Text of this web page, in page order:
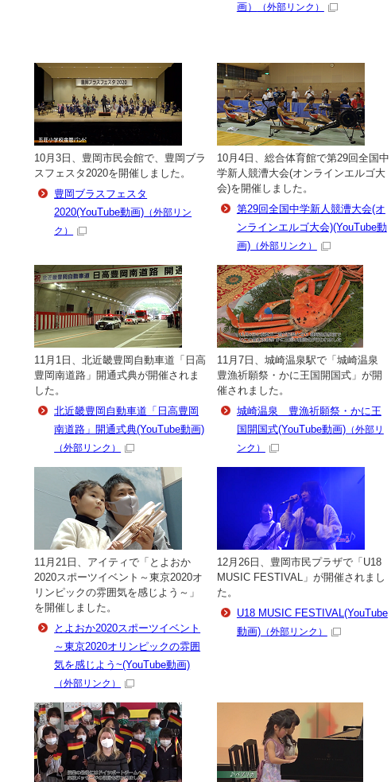
画）
（外部リンク）
10月3日、豊岡市民会館で、豊岡ブラ
スフェスタ2020を開催しました。
豊岡ブラスフェスタ
2020(YouTube動画) （外部リン
ク）
10月4日、総合体育館で第29回全国中
学新人競漕大会(オンラインエルゴ大
会)を開催しました。
第29回全国中学新人競漕大会(オ
ンラインエルゴ大会)(YouTube動
画)（外部リンク）
11月1日、北近畿豊岡自動車道「日高
豊岡南道路」開通式典が開催されま
した。
北近畿豊岡自動車道「日高豊岡
南道路」開通式典(YouTube動画)
（外部リンク）
11月7日、城崎温泉駅で「城崎温泉
豊漁祈願祭・かに王国開国式」が開
催されました。
城崎温泉 豊漁祈願祭・かに王
国開国式(YouTube動画)（外部リ
ンク）
11月21日、アイティで「とよおか
2020スポーツイベント～東京2020オ
リンピックの雰囲気を感じよう～」
を開催しました。
とよおか2020スポーツイベント
～東京2020オリンピックの雰囲
気を感じよう~(YouTube動画)
（外部リンク）
12月26日、豊岡市民プラザで「U18
MUSIC FESTIVAL」が開催されまし
た。
U18 MUSIC FESTIVAL(YouTube
動画)（外部リンク）